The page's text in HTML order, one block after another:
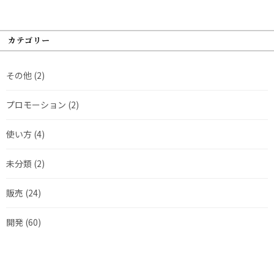
カテゴリー
その他 (2)
プロモーション (2)
使い方 (4)
未分類 (2)
販売 (24)
開発 (60)